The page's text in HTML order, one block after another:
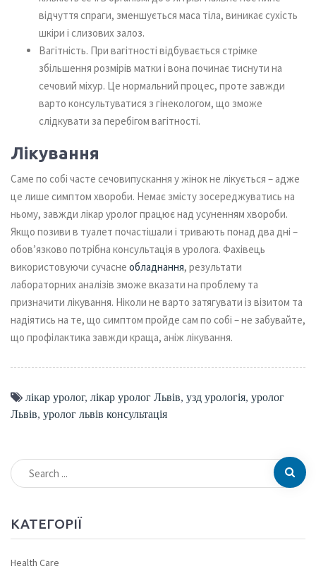
відчуття спраги, зменшується маса тіла, виникає сухість
шкіри і слизових залоз.
Вагітність. При вагітності відбувається стрімке
збільшення розмірів матки і вона починає тиснути на
сечовий міхур. Це нормальний процес, проте завжди
варто консультуватися з гінекологом, що зможе
слідкувати за перебігом вагітності.
Лікування
Саме по собі часте сечовипускання у жінок не лікується – адже
це лише симптом хвороби. Немає змісту зосереджуватись на
ньому, завжди лікар уролог працює над усуненням хвороби.
Якщо позиви в туалет почастішали і тривають понад два дні –
обов’язково потрібна консультація в уролога. Фахівець
використовуючи сучасне обладнання, результати
лабораторних аналізів зможе вказати на проблему та
призначити лікування. Ніколи не варто затягувати із візитом та
надіятись на те, що симптом пройде сам по собі – не забувайте,
що профілактика завжди краща, аніж лікування.
лікар уролог, лікар уролог Львів, узд урологія, уролог
Львів, уролог львів консультація
КАТЕГОРІЇ
Health Care